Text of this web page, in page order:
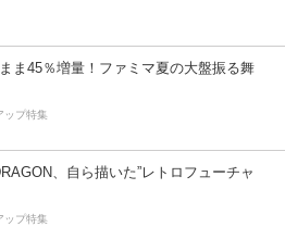
ま45％増量！ファミマ夏の大盤振る舞
ップ特集
、自ら描いた”レトロフューチャ
ップ特集